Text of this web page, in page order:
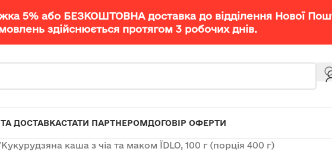
5% або БЕЗКОШТОВНА доставка до відділення Нової
здійснюється протягом 3 робочих днів.
ДОСТАВКАСТАТИ ПАРТНЕРОМДОГОВІР ОФЕРТИ
Кукурудзяна каша з чіа та маком ЇDLO, 100 г (порція 400 г)